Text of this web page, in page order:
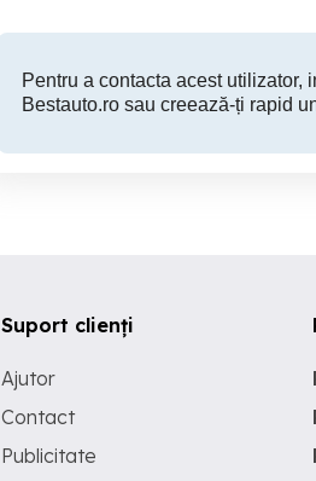
Pentru a contacta acest utilizator,
Bestauto.ro sau creează-ți rapid
Suport clienți
Ajutor
Contact
Publicitate